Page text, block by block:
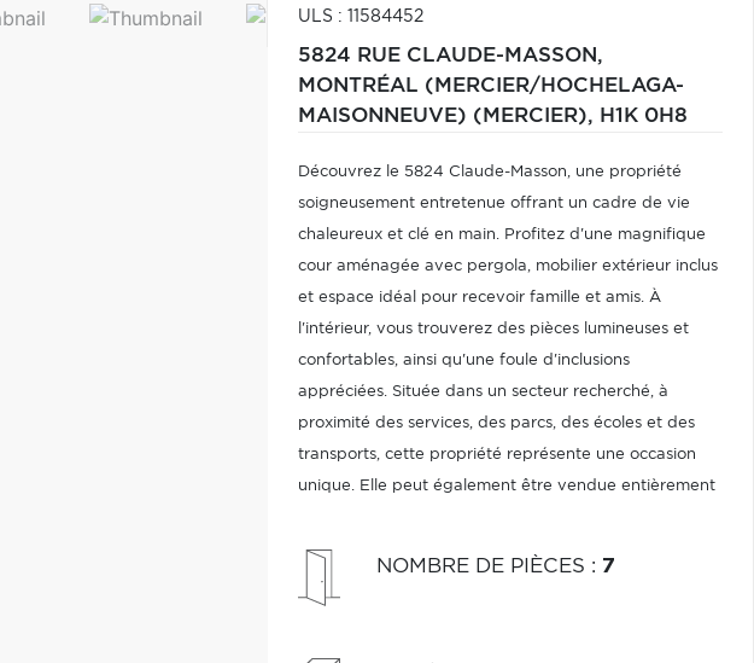
ULS : 11584452
5824 RUE CLAUDE-MASSON,
MONTRÉAL (MERCIER/HOCHELAGA-
MAISONNEUVE) (MERCIER), H1K 0H8
Découvrez le 5824 Claude-Masson, une propriété
soigneusement entretenue offrant un cadre de vie
chaleureux et clé en main. Profitez d'une magnifique
cour aménagée avec pergola, mobilier extérieur inclus
et espace idéal pour recevoir famille et amis. À
l'intérieur, vous trouverez des pièces lumineuses et
confortables, ainsi qu'une foule d'inclusions
appréciées. Située dans un secteur recherché, à
proximité des services, des parcs, des écoles et des
transports, cette propriété représente une occasion
unique. Elle peut également être vendue entièrement
suffira pour vous charmer!
NOMBRE DE PIÈCES : 7